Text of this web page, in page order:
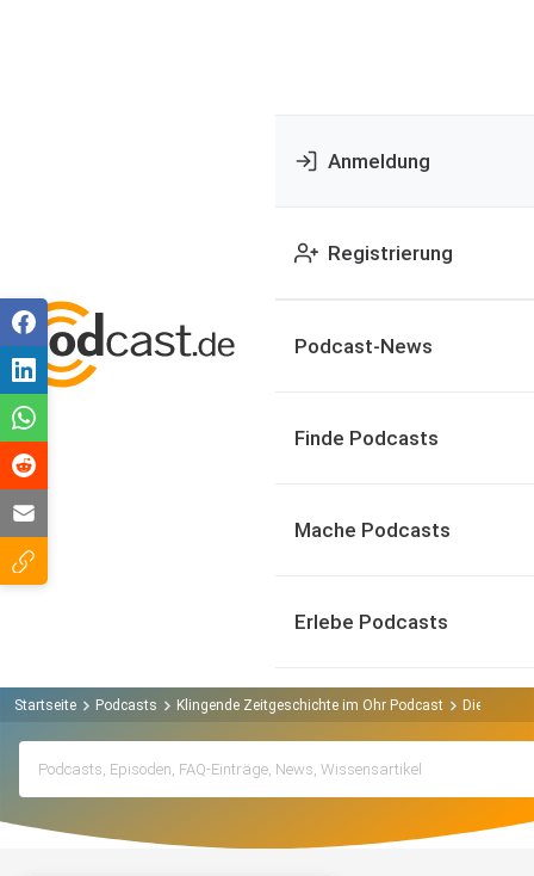
Anmeldung
Registrierung
Podcast-News
Finde Podcasts
Mache Podcasts
Erlebe Podcasts
Startseite Podcasts Klingende Zeitgeschichte im Ohr Podcast Die